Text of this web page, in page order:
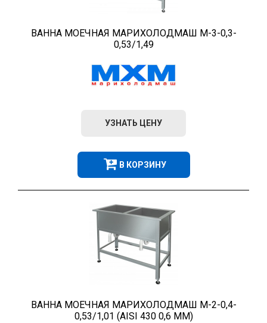
ВАННА МОЕЧНАЯ МАРИХОЛОДМАШ М-3-0,3-
0,53/1,49
УЗНАТЬ ЦЕНУ
В КОРЗИНУ
ВАННА МОЕЧНАЯ МАРИХОЛОДМАШ М-2-0,4-
0,53/1,01 (AISI 430 0,6 ММ)